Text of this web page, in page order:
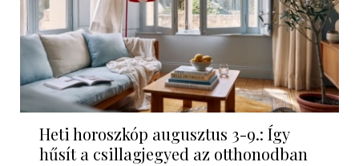
Heti horoszkóp augusztus 3-9.: Így
hűsít a csillagjegyed az otthonodban